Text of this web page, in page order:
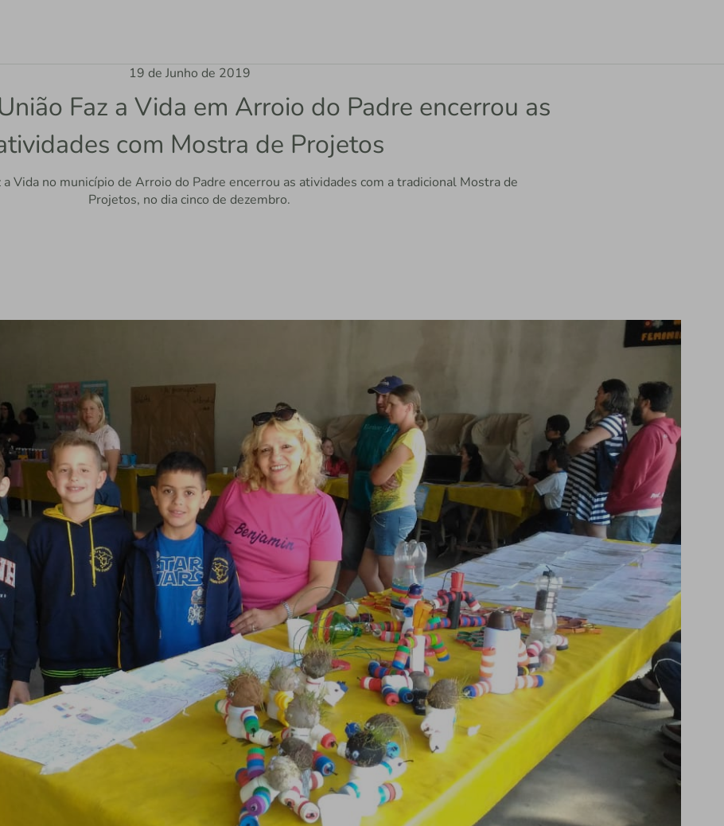
19 de Junho de 2019
Faz a Vida em Arroio do Padre encerrou as
com Mostra de Projetos
a Vida no município de Arroio do Padre encerrou as atividades com a tradicional Mostra de
Projetos, no dia cinco de dezembro.